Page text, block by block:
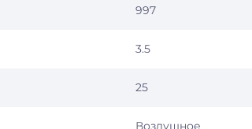
997
3.5
25
Воздушное